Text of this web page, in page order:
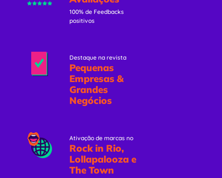
100% de Feedbacks
positivos
Destaque na revista
Pequenas
Empresas &
Grandes
Negócios
Ativação de marcas no
Rock in Rio,
Lollapalooza e
The Town